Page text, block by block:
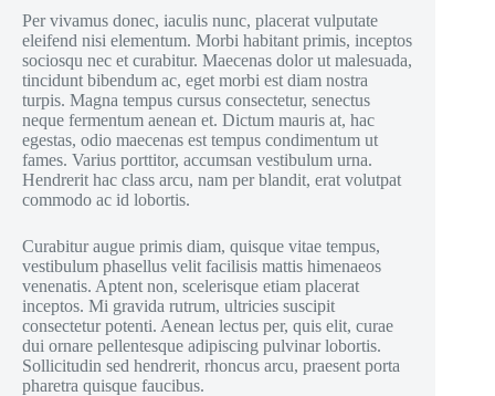
Per vivamus donec, iaculis nunc, placerat vulputate
eleifend nisi elementum. Morbi habitant primis, inceptos
sociosqu nec et curabitur. Maecenas dolor ut malesuada,
tincidunt bibendum ac, eget morbi est diam nostra
turpis. Magna tempus cursus consectetur, senectus
neque fermentum aenean et. Dictum mauris at, hac
egestas, odio maecenas est tempus condimentum ut
fames. Varius porttitor, accumsan vestibulum urna.
Hendrerit hac class arcu, nam per blandit, erat volutpat
commodo ac id lobortis.
Curabitur augue primis diam, quisque vitae tempus,
vestibulum phasellus velit facilisis mattis himenaeos
venenatis. Aptent non, scelerisque etiam placerat
inceptos. Mi gravida rutrum, ultricies suscipit
consectetur potenti. Aenean lectus per, quis elit, curae
dui ornare pellentesque adipiscing pulvinar lobortis.
Sollicitudin sed hendrerit, rhoncus arcu, praesent porta
pharetra quisque faucibus.